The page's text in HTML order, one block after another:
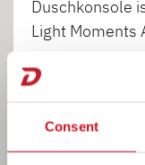
Consent
Duschkonsole
Light Moments
1